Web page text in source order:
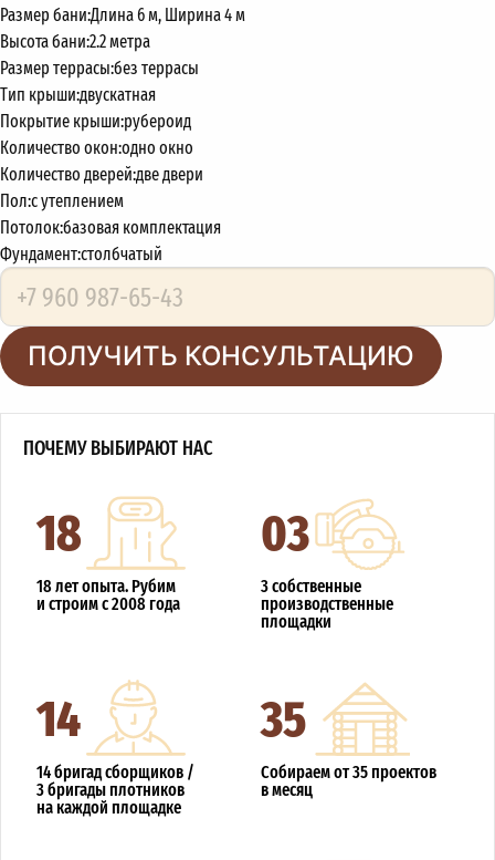
Размер бани:Длина 6 м, Ширина 4 м
Высота бани:2.2 метра
Размер террасы:без террасы
Тип крыши:двускатная
Покрытие крыши:рубероид
Количество окон:одно окно
Количество дверей:две двери
Пол:с утеплением
Потолок:базовая комплектация
Фундамент:столбчатый
ПОЛУЧИТЬ КОНСУЛЬТАЦИЮ
ПОЧЕМУ ВЫБИРАЮТ НАС
18
18 лет опыта. Рубим
и строим с 2008 года
03
3 собственные
производственные
площадки
14
14 бригад сборщиков /
3 бригады плотников
на каждой площадке
35
Собираем от 35 проектов
в месяц